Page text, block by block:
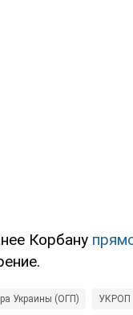
Корбану
Украины (ОГП) УКРОП